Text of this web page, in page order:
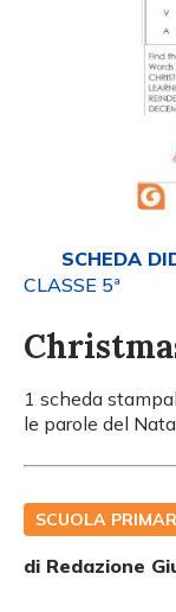
SCHEDA
CLASSE 5ª
1 scheda
le parole del
SCUOLA
di Redazione